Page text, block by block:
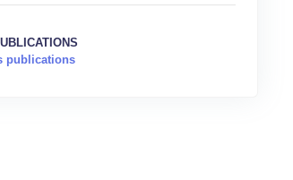
publications